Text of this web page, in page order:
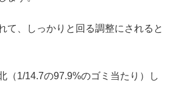
て、しっかりと回る調整にされると
（1/14.7の97.9%のゴミ当たり）し